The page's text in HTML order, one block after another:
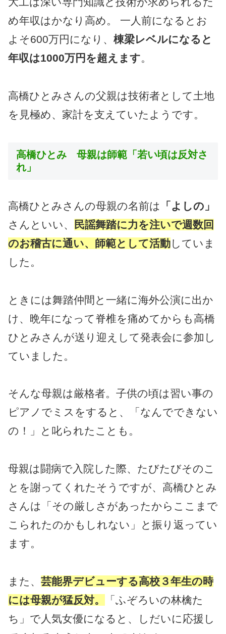
め年収はかなり高め。 一人前になるとお
よそ600万円になり、 棟梁レベルになると
年収は1000万円を超えます。
高橋ひとみさんの父親は技術者として土地
を見極め、家計を支えていたようです。
高橋ひとみ 母親は師範「若い頃は反対さ
れ」
高橋ひとみさんの母親の名前は
「よしの」
さんといい、
民謡舞踏に力を注いで週数回
のお稽古に通い、師範として活動していま
した。
ときには舞踏仲間と一緒に海外公演に出か
け、晩年になって脊椎を痛めてからも高橋
ひとみさんが送り迎えして発表会に参加し
ていました。
そんな母親は厳格者。子供の頃は習い事の
ピアノでミスをすると、「なんでできない
の！」と叱られたことも。
母親は闘病で入院した際、たびたびそのこ
とを謝ってくれたそうですが、高橋ひとみ
さんは「その厳しさがあったからここまで
こられたのかもしれない」と振り返ってい
ます。
また、 芸能界デビューする高校３年生の時
には母親が猛反対。
「ふぞろいの林檎た
ち」で人気女優になると、しだいに応援し